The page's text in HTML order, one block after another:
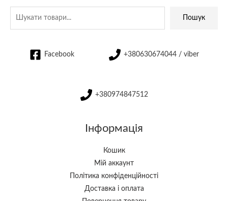
Пошук
Facebook +380630674044 / viber
+380974847512
Інформація
Кошик
Мій аккаунт
Політика конфіденційності
Доставка і оплата